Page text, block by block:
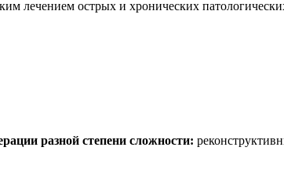
лечением острых и хронических
разной степени сложности: